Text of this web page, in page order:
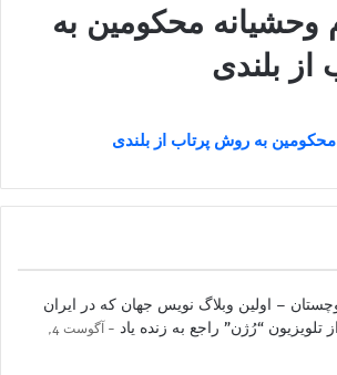
وحشيانه محکومين به
بلندی
محکومين به روش پرتاب از بلندی
– اولین وبلاگ نویس جهان که در ایران
“رُژن” راجع به زنده یاد
آگوست 4,